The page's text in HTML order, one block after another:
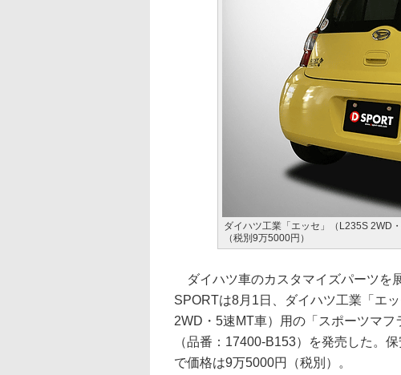
ダイハツ工業「エッセ」（L235S 2WD
（税別9万5000円）
ダイハツ車のカスタマイズパーツを
SPORTは8月1日、ダイハツ工業「エ
2WD・5速MT車）用の「スポーツマフ
（品番：17400-B153）を発売した。
で価格は9万5000円（税別）。